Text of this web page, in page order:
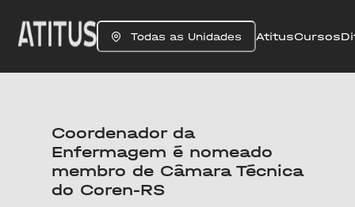
Todas as Unidades AtitusCursos
Coordenador da
Enfermagem é nomeado
membro de Câmara Técnica
do Coren-RS